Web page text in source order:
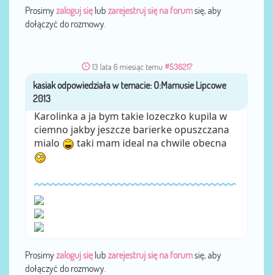
Prosimyzaloguj sięlub zarejestruj się na forumsię, aby
dołączyć do rozmowy.
13 lata 6 miesiąc temu #536217
przezkasiak
Karolinka a ja bym takie lozeczko kupila w
ciemno jakby jeszcze barierke opuszczana
mialo
taki mam ideal na chwile obecna
Prosimyzaloguj sięlub zarejestruj się na forumsię, aby
dołączyć do rozmowy.